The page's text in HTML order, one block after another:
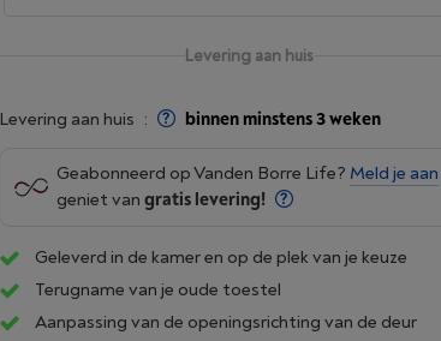
Levering aan huis
Levering aan huis : binnen minstens 3 weken
Geabonneerd op Vanden Borre Life? Meld je aan
geniet van gratis levering!
Geleverd in de kamer en op de plek van je keuze
Terugname van je oude toestel
Aanpassing van de openingsrichting van de deur